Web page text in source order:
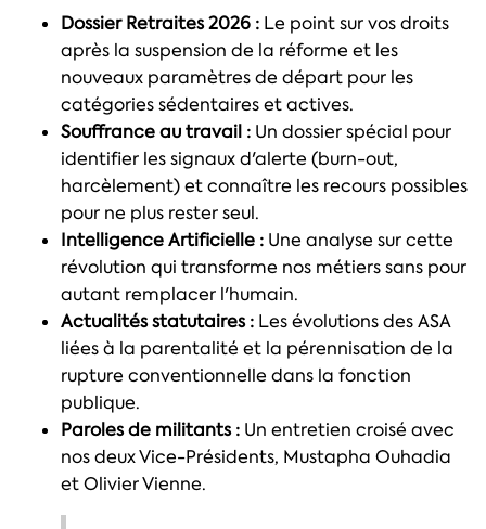
Dossier Retraites 2026 : Le point sur vos droits
après la suspension de la réforme et les
nouveaux paramètres de départ pour les
catégories sédentaires et actives.
Souffrance au travail : Un dossier spécial pour
identifier les signaux d'alerte (burn-out,
harcèlement) et connaître les recours possibles
pour ne plus rester seul.
Intelligence Artificielle : Une analyse sur cette
révolution qui transforme nos métiers sans pour
autant remplacer l'humain.
Actualités statutaires : Les évolutions des ASA
liées à la parentalité et la pérennisation de la
rupture conventionnelle dans la fonction
publique.
Paroles de militants : Un entretien croisé avec
nos deux Vice-Présidents, Mustapha Ouhadia
et Olivier Vienne.